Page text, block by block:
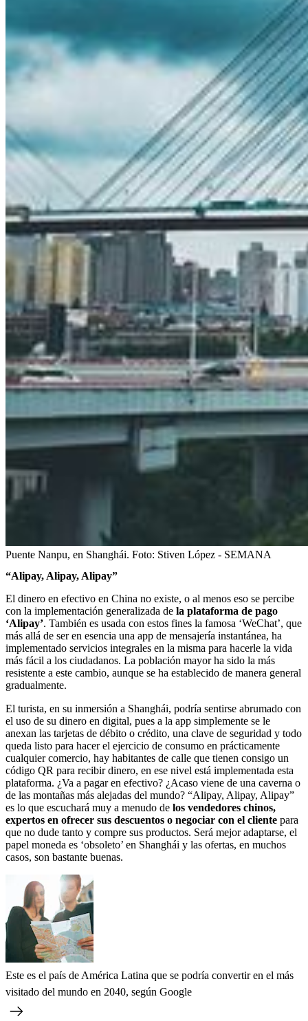
Puente Nanpu, en Shanghái. Foto: Stiven López - SEMANA
“Alipay, Alipay, Alipay”
El dinero en efectivo en China no existe, o al menos eso se percibe
con la implementación generalizada de la plataforma de pago
‘Alipay’. También es usada con estos fines la famosa ‘WeChat’, que
más allá de ser en esencia una app de mensajería instantánea, ha
implementado servicios integrales en la misma para hacerle la vida
más fácil a los ciudadanos. La población mayor ha sido la más
resistente a este cambio, aunque se ha establecido de manera general
gradualmente.
El turista, en su inmersión a Shanghái, podría sentirse abrumado con
el uso de su dinero en digital, pues a la app simplemente se le
anexan las tarjetas de débito o crédito, una clave de seguridad y todo
queda listo para hacer el ejercicio de consumo en prácticamente
cualquier comercio, hay habitantes de calle que tienen consigo un
código QR para recibir dinero, en ese nivel está implementada esta
plataforma. ¿Va a pagar en efectivo? ¿Acaso viene de una caverna o
de las montañas más alejadas del mundo? “Alipay, Alipay, Alipay”
es lo que escuchará muy a menudo de los vendedores chinos,
expertos en ofrecer sus descuentos o negociar con el cliente para
que no dude tanto y compre sus productos. Será mejor adaptarse, el
papel moneda es ‘obsoleto’ en Shanghái y las ofertas, en muchos
casos, son bastante buenas.
Este es el país de América Latina que se podría convertir en el más
visitado del mundo en 2040, según Google